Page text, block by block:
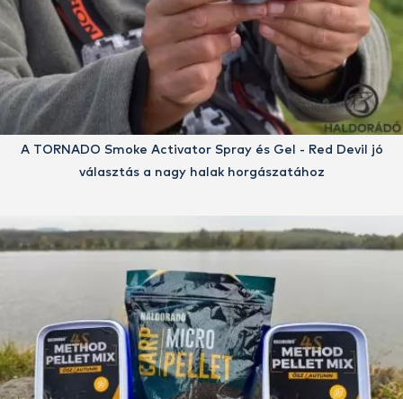
A TORNADO Smoke Activator Spray és Gel - Red Devil jó
választás a nagy halak horgászatához